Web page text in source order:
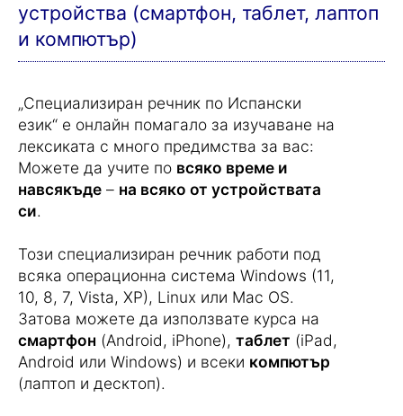
устройства (смартфон, таблет, лаптоп
и компютър)
„Специализиран речник по Испански
език“ е онлайн помагало за изучаване на
лексиката с много предимства за вас:
Можете да учите по всяко време и
навсякъде – на всяко от устройствата
си.
Този специализиран речник работи под
всяка операционна система Windows (11,
10, 8, 7, Vista, XP), Linux или Mac OS.
Затова можете да използвате курса на
смартфон (Android, iPhone), таблет (iPad,
Android или Windows) и всеки компютър
(лаптоп и десктоп).